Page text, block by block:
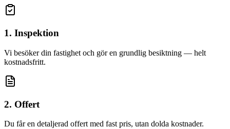
1. Inspektion
Vi besöker din fastighet och gör en grundlig besiktning — helt
kostnadsfritt.
2. Offert
Du får en detaljerad offert med fast pris, utan dolda kostnader.